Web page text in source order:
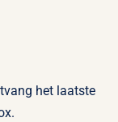
het laatste